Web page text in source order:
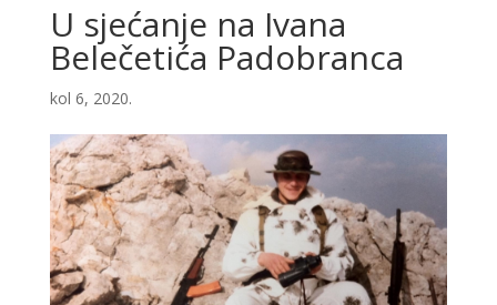
U sjećanje na Ivana
Belečetića Padobranca
kol 6, 2020.